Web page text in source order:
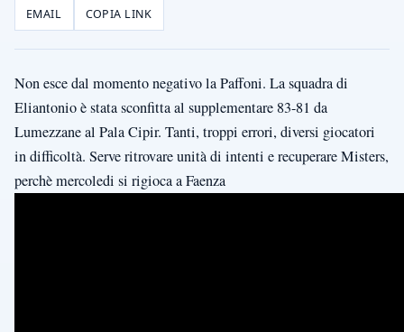
EMAIL COPIA LINK
Non esce dal momento negativo la Paffoni. La squadra di
Eliantonio è stata sconfitta al supplementare 83-81 da
Lumezzane al Pala Cipir. Tanti, troppi errori, diversi giocatori
in difficoltà. Serve ritrovare unità di intenti e recuperare Misters,
perchè mercoledi si rigioca a Faenza